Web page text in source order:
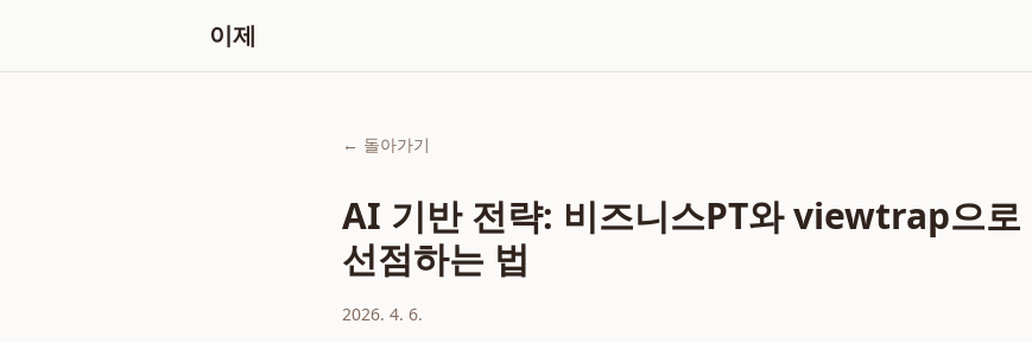
이제
← 돌아가기
AI 기반 전략: 비즈니스PT와 viewtrap으로
선점하는 법
2026. 4. 6.